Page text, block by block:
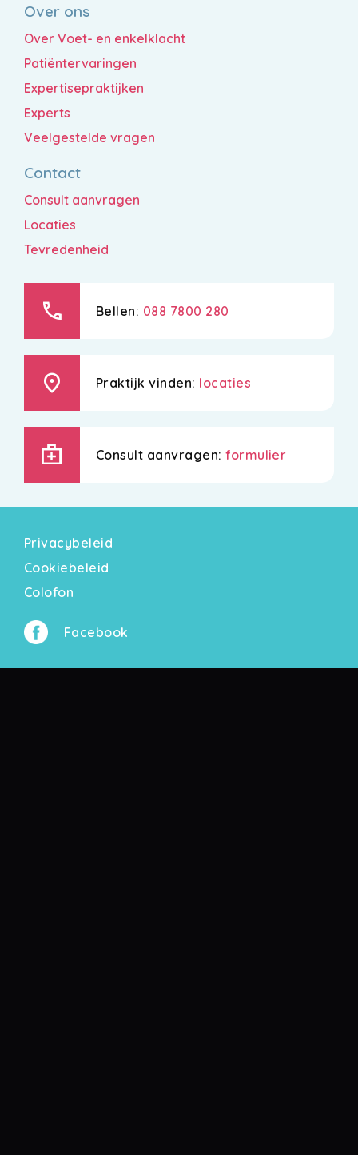
Over ons
Over Voet- en enkelklacht
Patiëntervaringen
Expertisepraktijken
Experts
Veelgestelde vragen
Contact
Consult aanvragen
Locaties
Tevredenheid
call Bellen: 088 7800 280
location_on Praktijk vinden: locaties
medical_services Consult aanvragen:formulier
Privacybeleid
Cookiebeleid
Colofon
Facebook